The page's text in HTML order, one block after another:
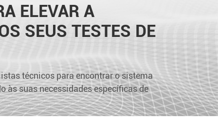
ELEVAR A
SEUS TESTES DE
técnicos para encontrar o sistema
às suas necessidades específicas de